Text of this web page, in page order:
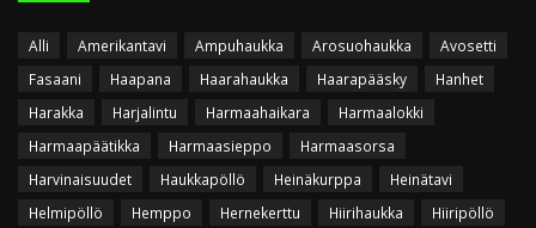
Alli Amerikantavi Ampuhaukka Arosuohaukka
Avosetti
Fasaani
Haapana Haarahaukka Haarapääsky
Hanhet
Harakka
Harjalintu Harmaahaikara
Harmaalokki
Harmaapäätikka
Harmaasieppo
Harmaasorsa
Harvinaisuudet
Haukkapöllö Heinäkurppa
Heinätavi
Helmipöllö
Hemppo Hernekerttu Hiirihaukka
Hiiripöllö